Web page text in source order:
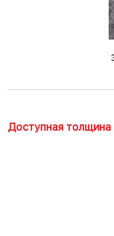
Доступная толщина